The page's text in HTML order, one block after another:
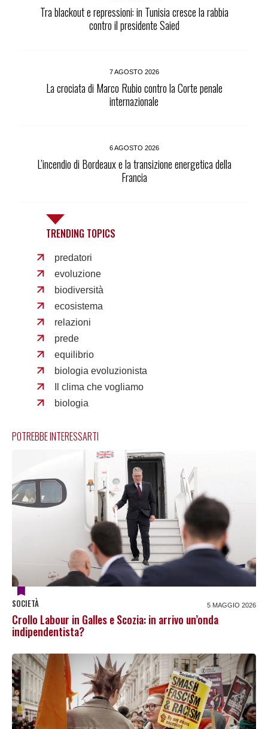
Tra blackout e repressioni: in Tunisia cresce la rabbia
contro il presidente Saied
7 AGOSTO 2026
La crociata di Marco Rubio contro la Corte penale
internazionale
6 AGOSTO 2026
L’incendio di Bordeaux e la transizione energetica della
Francia
TRENDING TOPICS
predatori
evoluzione
biodiversità
ecosistema
relazioni
prede
equilibrio
biologia evoluzionista
Il clima che vogliamo
biologia
POTREBBE INTERESSARTI
SOCIETÀ 5 MAGGIO 2026
Crollo Labour in Galles e Scozia: in arrivo un’onda
indipendentista?